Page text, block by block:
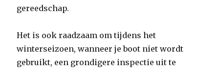
gereedschap.
Het is ook raadzaam om tijdens het
winterseizoen, wanneer je boot niet wordt
gebruikt, een grondigere inspectie uit te